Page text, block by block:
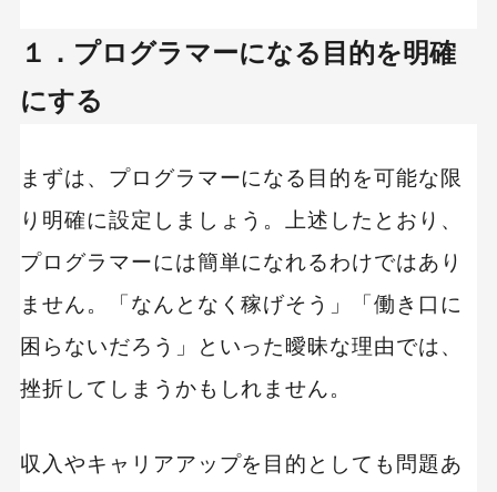
１．プログラマーになる目的を明確
にする
まずは、プログラマーになる目的を可能な限
り明確に設定しましょう。上述したとおり、
プログラマーには簡単になれるわけではあり
ません。「なんとなく稼げそう」「働き口に
困らないだろう」といった曖昧な理由では、
挫折してしまうかもしれません。
収入やキャリアアップを目的としても問題あ